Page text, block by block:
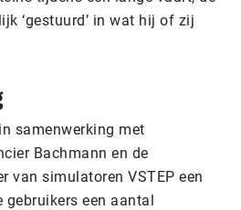
‘gestuurd’ in wat hij of zij
samenwerking met
Bachmann en de
van simulatoren VSTEP een
een aantal